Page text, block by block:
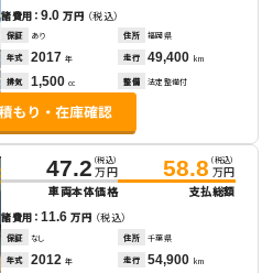
諸費用：9.0万円 （税込）
保証 あり 住所 福岡県
年式 2017 年 走行 49,400 km
排気 1,500 cc 整備 法定整備付
47.2 （税込）
万円
車両本体価格
58.8 （税込）
万円
支払総額
諸費用：11.6万円 （税込）
保証 なし 住所 千葉県
年式 2012 年 走行 54,900 km